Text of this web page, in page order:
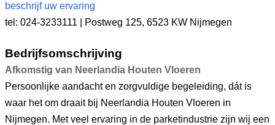
beschrijf uw ervaring
tel: 024-3233111 |
Postweg 125, 6523 KW Nijmegen
Bedrijfsomschrijving
Afkomstig van Neerlandia Houten Vloeren
Persoonlijke aandacht en zorgvuldige begeleiding, dát is
waar het om draait bij Neerlandia Houten Vloeren in
Nijmegen. Met veel ervaring in de parketindustrie zijn wij een